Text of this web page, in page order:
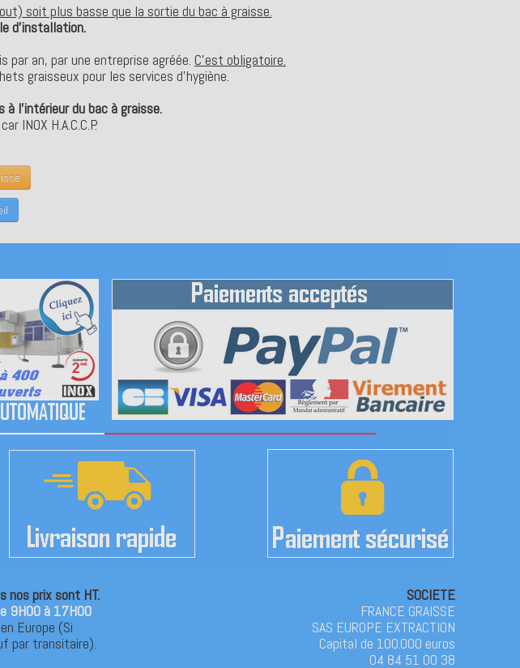
soit plus basse que la sortie du bac à graisse.
d'installation.
par an, par une entreprise agréée. C'est obligatoire.
graisseux pour les services d'hygiène.
à l'intérieur du bac à graisse.
INOX H.A.C.C.P.
nos prix sont HT.
9H00 à 17H00
Europe (Si
par transitaire).
SOCIETE
FRANCE GRAISSE
SAS EUROPE EXTRACTION
Capital de 100.000 euros
04 84 51 00 38